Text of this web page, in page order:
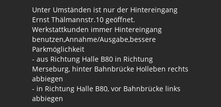
Unter Umständen ist nur der Hintereingang
Ernst Thälmannstr.10 geöffnet.
Werkstattkunden immer Hintereingang
benutzen,Annahme/Ausgabe,bessere
Parkmöglichkeit
- aus Richtung Halle B80 in Richtung
Merseburg, hinter Bahnbrücke Holleben rechts
abbiegen
- in Richtung Halle B80, vor Bahnbrücke links
abbiegen